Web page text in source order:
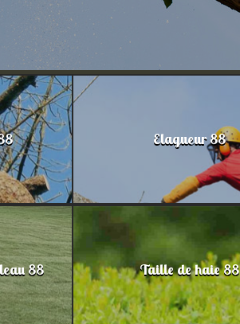
Elagueur 88
88 Taille de haie 88